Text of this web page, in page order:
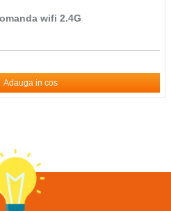
wifi 2.4G
Adauga in cos